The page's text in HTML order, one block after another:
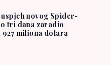
novog Spider-
tri dana zaradio
miliona dolara